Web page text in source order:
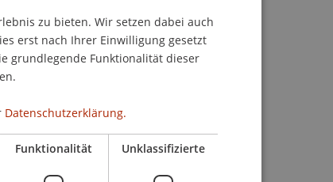
GERMAN
ENGLISH
zu bieten. Wir setzen dabei auch
erst nach Ihrer Einwilligung gesetzt
grundlegende Funktionalität dieser
Datenschutzerklärung.
Funktionalität Unklassifizierte